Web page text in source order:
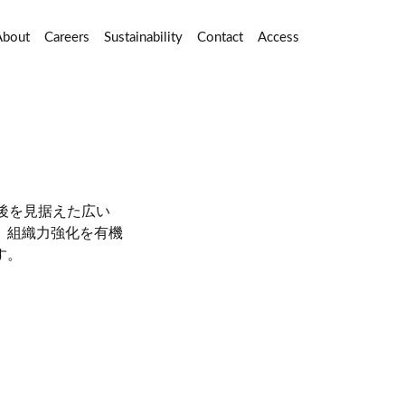
Careers Sustainability Contact Access
を見据えた広い
組織力強化を有機